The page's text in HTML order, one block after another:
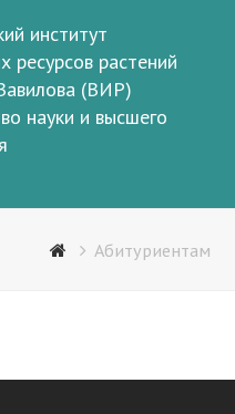
институт
ресурсов растений
(ВИР)
науки и высшего
Menu
Абитуриентам